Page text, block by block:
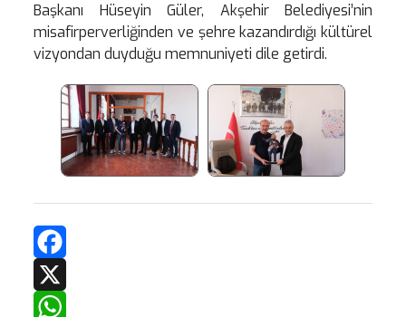
Başkanı Hüseyin Güler, Akşehir Belediyesi’nin
misafirperverliğinden ve şehre kazandırdığı kültürel
vizyondan duyduğu memnuniyeti dile getirdi.